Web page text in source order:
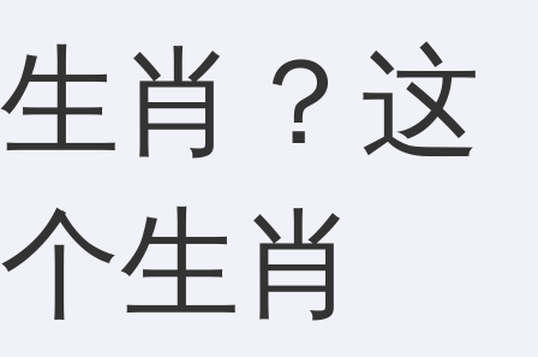
生肖？这
个生肖